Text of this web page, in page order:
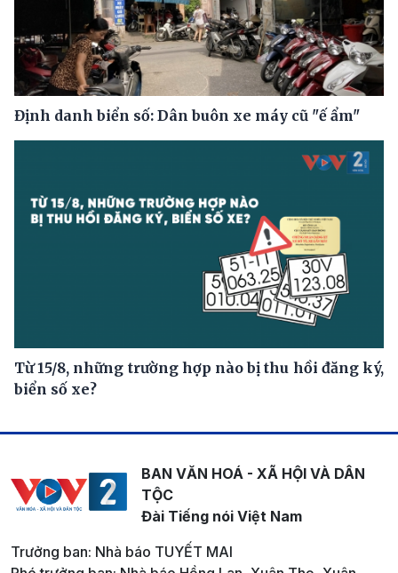
Định danh biển số: Dân buôn xe máy cũ "ế ẩm"
Từ 15/8, những trường hợp nào bị thu hồi đăng ký,
biển số xe?
BAN VĂN HOÁ - XÃ HỘI VÀ DÂN
TỘC
Đài Tiếng nói Việt Nam
Trưởng ban: Nhà báo TUYẾT MAI